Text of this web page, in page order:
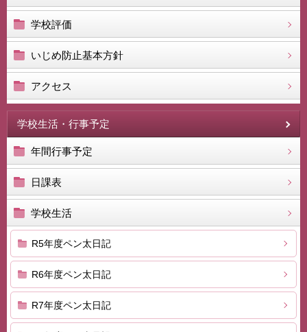
学校評価
いじめ防止基本方針
アクセス
学校生活・行事予定
年間行事予定
日課表
学校生活
R5年度ペン太日記
R6年度ペン太日記
R7年度ペン太日記